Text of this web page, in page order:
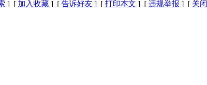
] [ 加入收藏 ] [ 告诉好友 ] [ 打印本文 ] [ 违规举报 ] [ 关